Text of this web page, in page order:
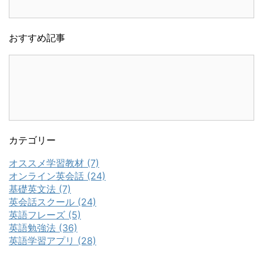
おすすめ記事
カテゴリー
オススメ学習教材 (7)
オンライン英会話 (24)
基礎英文法 (7)
英会話スクール (24)
英語フレーズ (5)
英語勉強法 (36)
英語学習アプリ (28)